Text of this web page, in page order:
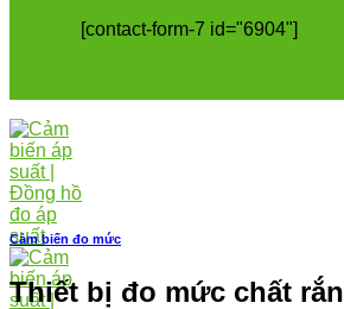
[contact-form-7 id="6904"]
Cảm biến đo mức
Thiết bị đo mức chất rắn